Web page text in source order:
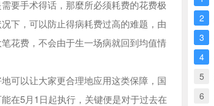
要手术得话，那麼所必须耗费的花费极
下，可以防止得病耗费过高的难题，由
花费，不会由于生一场病就回到均值情
可以让大家更合理地应用这类保障，国
在5月1日起执行，关键便是对于过去在
2
3
4
5
6